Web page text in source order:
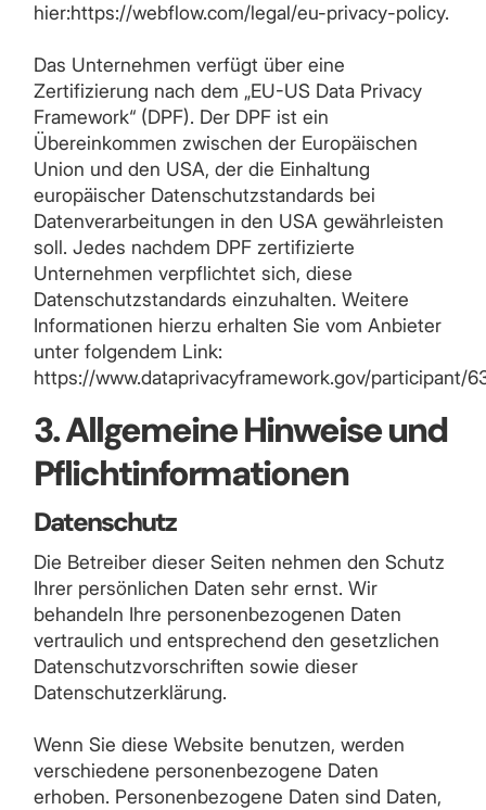
hier:https://webflow.com/legal/eu-privacy-policy.
Das Unternehmen verfügt über eine
Zertifizierung nach dem „EU-US Data Privacy
Framework“ (DPF). Der DPF ist ein
Übereinkommen zwischen der Europäischen
Union und den USA, der die Einhaltung
europäischer Datenschutzstandards bei
Datenverarbeitungen in den USA gewährleisten
soll. Jedes nachdem DPF zertifizierte
Unternehmen verpflichtet sich, diese
Datenschutzstandards einzuhalten. Weitere
Informationen hierzu erhalten Sie vom Anbieter
unter folgendem Link:
https://www.dataprivacyframework.gov/participant/
3. Allgemeine Hinweise und
Pflichtinformationen
Datenschutz
Die Betreiber dieser Seiten nehmen den Schutz
Ihrer persönlichen Daten sehr ernst. Wir
behandeln Ihre personenbezogenen Daten
vertraulich und entsprechend den gesetzlichen
Datenschutzvorschriften sowie dieser
Datenschutzerklärung.
Wenn Sie diese Website benutzen, werden
verschiedene personenbezogene Daten
erhoben. Personenbezogene Daten sind Daten,